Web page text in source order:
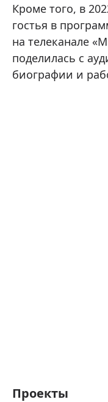
Кроме того, в
гостья в
на телеканале
поделилась с
биографии и
Проекты